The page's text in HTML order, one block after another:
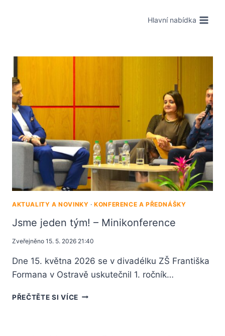
Hlavní nabídka
AKTUALITY A NOVINKY ·KONFERENCE A PŘEDNÁŠKY
Jsme jeden tým! – Minikonference
Zveřejněno 15. 5. 2026 21:40
Dne 15. května 2026 se v divadélku ZŠ Františka
Formana v Ostravě uskutečnil 1. ročník…
PŘEČTĚTE SI VÍCE